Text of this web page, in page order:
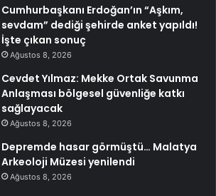
Cumhurbaşkanı Erdoğan’ın “Aşkım,
sevdam” dediği şehirde anket yapıldı!
İşte çıkan sonuç
Ağustos 8, 2026
Cevdet Yılmaz: Mekke Ortak Savunma
Anlaşması bölgesel güvenliğe katkı
sağlayacak
Ağustos 8, 2026
Depremde hasar görmüştü… Malatya
Arkeoloji Müzesi yenilendi
Ağustos 8, 2026